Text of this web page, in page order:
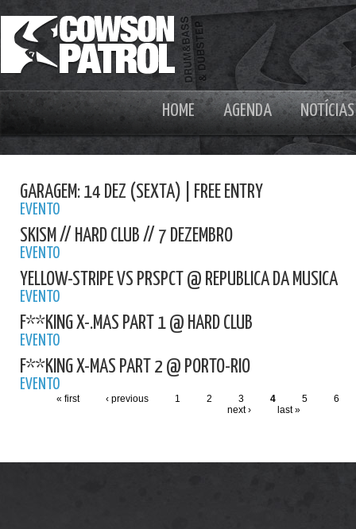
HOME AGENDA NOTÍCIAS
GARAGEM: 14 DEZ (SEXTA) | FREE ENTRY
EVENTO
SKISM // HARD CLUB // 7 DEZEMBRO
EVENTO
YELLOW-STRIPE VS PRSPCT @ REPUBLICA DA MUSICA
EVENTO
F**KING X-.MAS PART 1 @ HARD CLUB
EVENTO
F**KING X-MAS PART 2 @ PORTO-RIO
EVENTO
« first ‹ previous 1 2 3 4 5
6
next ›
last »